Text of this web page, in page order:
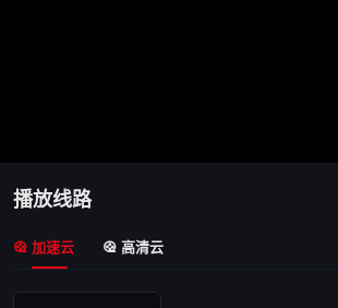
播放线路
加速云 高清云